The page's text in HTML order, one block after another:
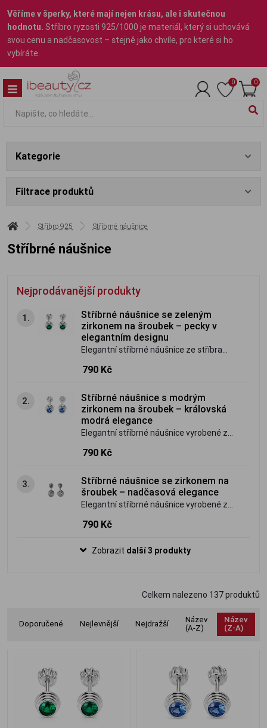
Věříme v šperky, které mají nejen krásu, ale i skutečnou
hodnotu. Stříbro ryzosti 925/1000 je materiál, který si uchovává
svou cenu a nadčasovost – stejně jako chvíle, pro které si ho
vybíráte.
0 0
Kategorie
Filtrace produktů
Stříbro 925 Stříbrné náušnice
Stříbrné náušnice
Nejprodávanější produkty
1.
Stříbrné náušnice se zeleným
zirkonem na šroubek – pecky v
elegantním designu
Elegantní stříbrné náušnice ze stříbra
ryzosti 925/1000 zdobí zářivě zelený
šroubovacímu zapínání výborně drží na
uchu a jsou vhodné pro každodenní
nošení i slavnostní příležitosti.
790 Kč
2.
Stříbrné náušnice s modrým
zirkonem na šroubek – královská
modrá elegance
Elegantní stříbrné náušnice vyrobené ze
stříbra ryzosti 925/1000 zdobí zářivý
nošení po celý den. Nadčasový design je
ideální pro každodenní nošení i
790 Kč
3.
Stříbrné náušnice se zirkonem na
šroubek – nadčasová elegance
Elegantní stříbrné náušnice vyrobené ze
stříbra ryzosti 925/1000 zdobí dokonale
třpytí při každém dopadu světla. Díky
nadčasový design se hodí ke každému
790 Kč
Zobrazit další 3 produkty
Celkem nalezeno 137produktů
Doporučené Nejlevnější Nejdražší
Název
(A-Z)
Název
(Z-A)